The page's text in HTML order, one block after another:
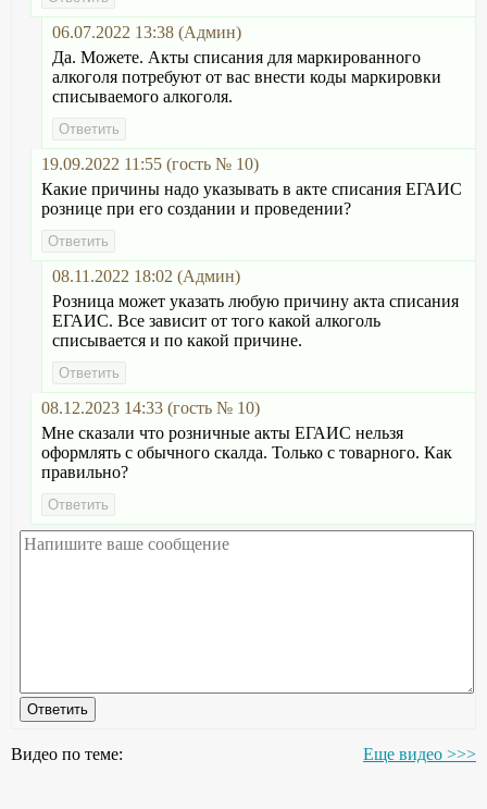
06.07.2022 13:38 (Админ)
Да. Можете. Акты списания для маркированного
алкоголя потребуют от вас внести коды маркировки
списываемого алкоголя.
19.09.2022 11:55 (гость № 10)
Какие причины надо указывать в акте списания ЕГАИС
рознице при его создании и проведении?
08.11.2022 18:02 (Админ)
Розница может указать любую причину акта списания
ЕГАИС. Все зависит от того какой алкоголь
списывается и по какой причине.
08.12.2023 14:33 (гость № 10)
Мне сказали что розничные акты ЕГАИС нельзя
оформлять с обычного скалда. Только с товарного. Как
правильно?
Видео по теме: Еще видео >>>